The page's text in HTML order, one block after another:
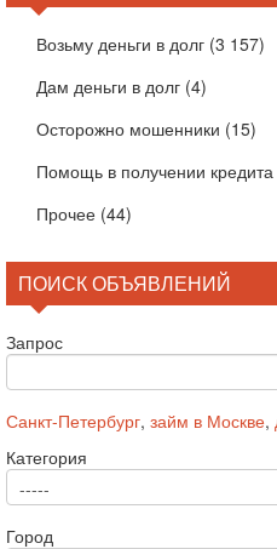
Возьму деньги в долг (3 157)
Дам деньги в долг (4)
Осторожно мошенники (15)
Помощь в получении кредита
Прочее (44)
ПОИСК ОБЪЯВЛЕНИЙ
Запрос
Санкт-Петербург, займ в Москве,
Категория
Город